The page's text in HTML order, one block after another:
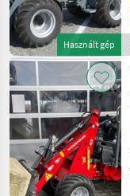
Használt gép